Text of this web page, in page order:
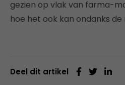
gezien op vlak van farma-
hoe het ook kan ondanks de
Deel dit artikel